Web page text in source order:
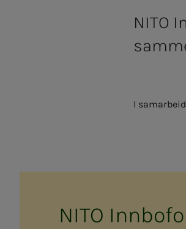
NITO
I
NITO
NITO